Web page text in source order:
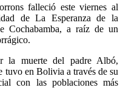
falleció este viernes al
de La Esperanza de la
Cochabamba, a raíz de un
la muerte del padre Albó,
tuvo en Bolivia a través de su
con las poblaciones más